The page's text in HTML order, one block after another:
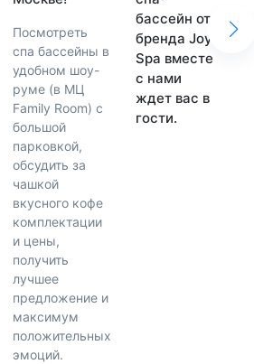
Посмотреть
спа бассейны в
удобном шоу-
руме (в МЦ
Family Room) с
большой
парковкой,
обсудить за
чашкой
вкусного кофе
комплектации
и цены,
получить
лучшее
предложение и
максимум
положительных
эмоций.
бассейн от
бренда Joy
Spa вместе
с нами
ждет вас в
гости.